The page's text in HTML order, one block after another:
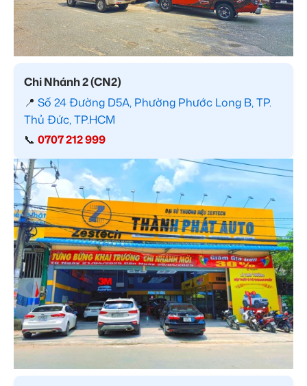
Chi Nhánh 2 (CN2)
📍 Số 24 Đường D5A, Phường Phước Long B, TP.
Thủ Đức, TP.HCM
📞 0707 212 999